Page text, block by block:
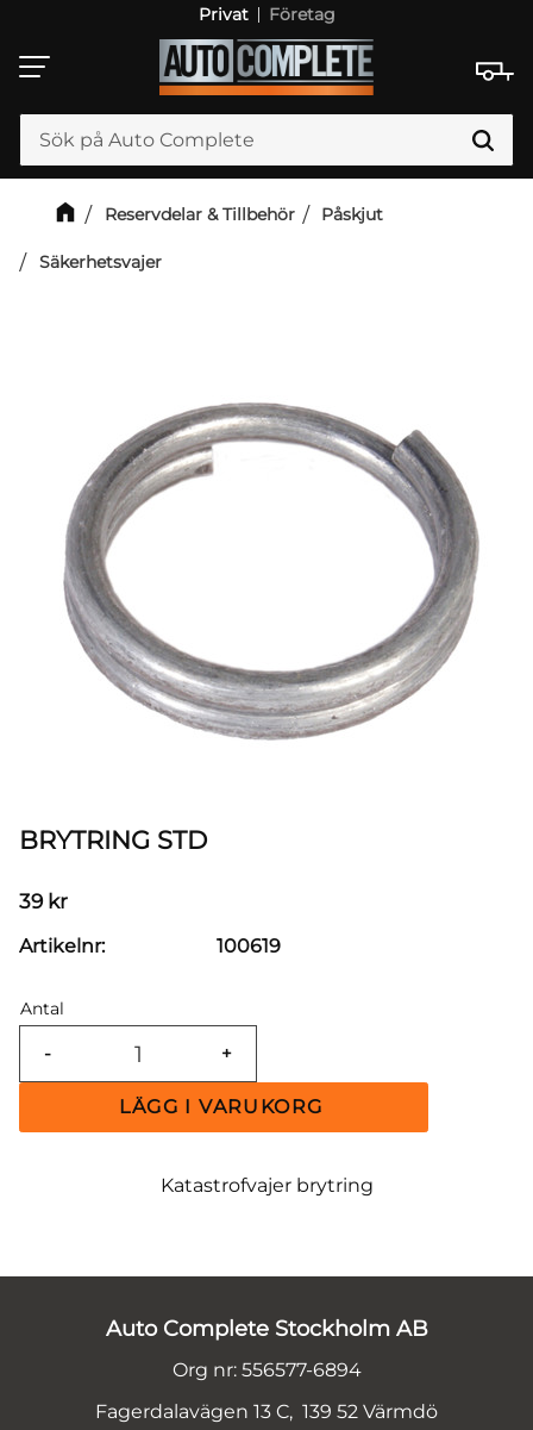
Meny
Privat Företag
Reservdelar & Tillbehör Påskjut
Säkerhetsvajer
BRYTRING STD
39kr
Antal
+
-
Artikelnr 100619
Katastrofvajer brytring
Auto Complete Stockholm AB
Org nr: 556577-6894
Fagerdalavägen 13 C, 139 52 Värmdö